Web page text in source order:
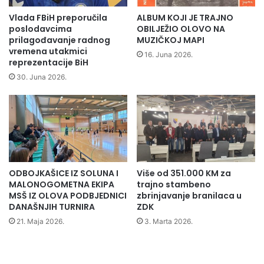
r
e
d
n
o
š
k
o
l
c
i
d
r
ž
a
v
n
a
k
B
i
H
u
t
a
Vlada FBiH preporučila
poslodavcima
prilagođavanje radnog
vremena utakmici
reprezentacije BiH
30. Juna 2026.
ALBUM KOJI JE TRAJNO
OBILJEŽIO OLOVO NA
MUZIČKOJ MAPI
16. Juna 2026.
ODBOJKAŠICE IZ SOLUNA I
MALONOGOMETNA EKIPA
MSŠ IZ OLOVA PODBJEDNICI
DANAŠNJIH TURNIRA
21. Maja 2026.
Više od 351.000 KM za
trajno stambeno
zbrinjavanje branilaca u
ZDK
3. Marta 2026.